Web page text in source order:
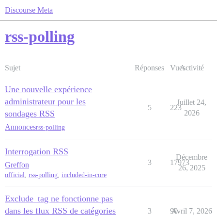
Discourse Meta
rss-polling
Sujet Réponses VuesActivité
Une nouvelle expérience
administrateur pour les
sondages RSS
Annoncesrss-polling
5 223
Juillet 24,
2026
Interrogation RSS
Greffon
official, rss-polling, included-in-core
3 17973
Décembre
26, 2025
Exclude_tag ne fonctionne pas
dans les flux RSS de catégories
3 90
Avril 7, 2026